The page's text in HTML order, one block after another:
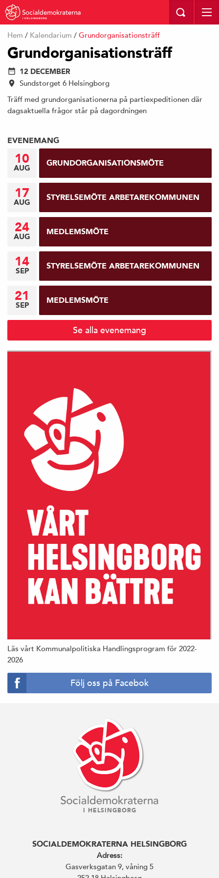
I HELSINGBORG
Hem / Kalendarium / Grundorganisationsträff
Grundorganisationsträff
12 DECEMBER
Sundstorget 6 Helsingborg
Träff med grundorganisationerna på partiexpeditionen där
dagsaktuella frågor står på dagordningen
EVENEMANG
10
AUG GRUNDORGANISATIONSMÖTE
17
AUG STYRELSEMÖTE ARBETAREKOMMUNEN
24
AUG MEDLEMSMÖTE
14
SEP STYRELSEMÖTE ARBETAREKOMMUNEN
21
SEP MEDLEMSMÖTE
Se alla evenemang
Läs vårt Kommunalpolitiska Handlingsprogram för 2022-
2026
Följ oss på Facebok
I HELSINGBORG
SOCIALDEMOKRATERNA HELSINGBORG
Adress:
Gasverksgatan 9, våning 5